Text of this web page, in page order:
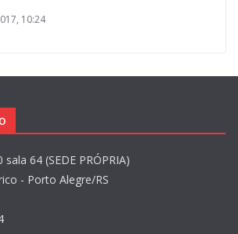
10:24
64 (SEDE PRÓPRIA)
- Porto Alegre/RS